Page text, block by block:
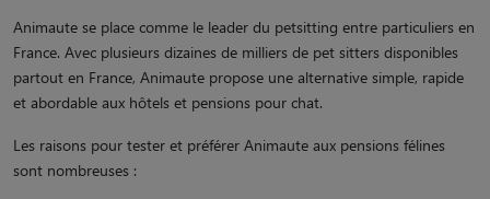
Animaute se place comme le leader du petsitting entre particuliers en
France. Avec plusieurs dizaines de milliers de pet sitters disponibles
partout en France, Animaute propose une alternative simple, rapide
et abordable aux hôtels et pensions pour chat.
Les raisons pour tester et préférer Animaute aux pensions félines
sont nombreuses :